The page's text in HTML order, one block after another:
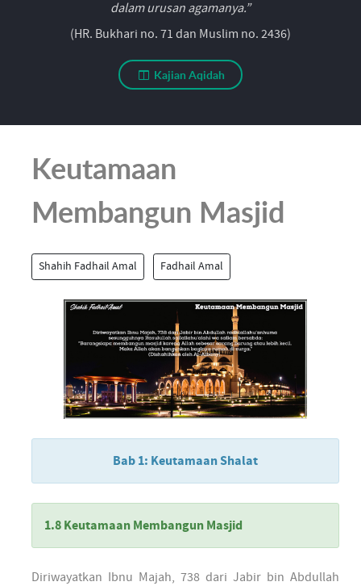
dalam urusan agamanya.”
(HR. Bukhari no. 71 dan Muslim no. 2436)
Kajian Aqidah
Keutamaan
Membangun Masjid
Shahih Fadhail Amal Fadhail Amal
Bab 1: Keutamaan Shalat
1.8 Keutamaan Membangun Masjid
Diriwayatkan Ibnu Majah, 738 dari Jabir bin Abdullah